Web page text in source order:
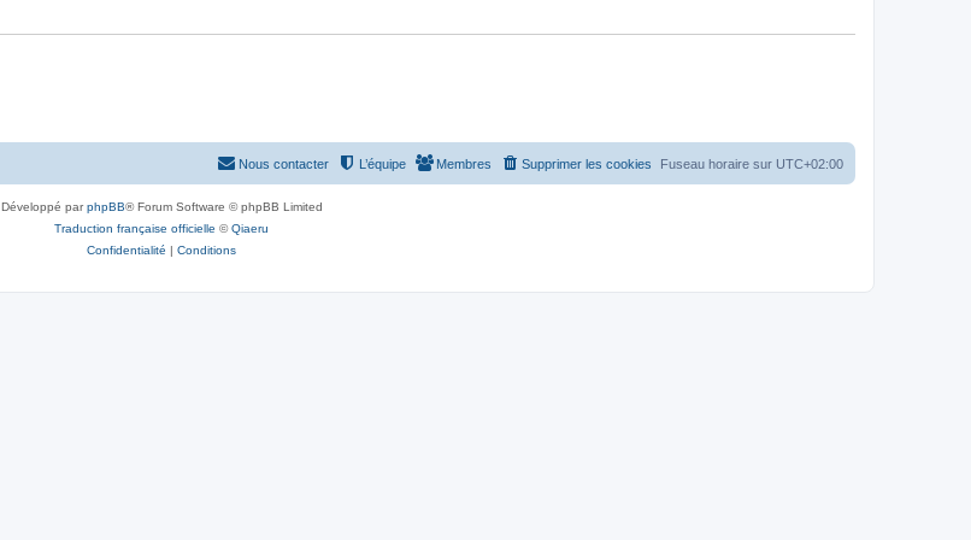
Fuseau horaire sur UTC+02:00
Supprimer les cookies
Membres
L’équipe
Nous contacter
Développé parphpBB® Forum Software © phpBB Limited
Traduction française officielle ©Qiaeru
Confidentialité | Conditions